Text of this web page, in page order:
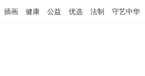
插画 健康 公益 优选 法制 守艺中华